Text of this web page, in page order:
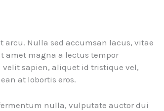
arcu. Nulla sed accumsan lacus, vitae
amet magna a lectus tempor
sapien, aliquet id tristique vel,
at lobortis eros.
nulla, vulputate auctor dui